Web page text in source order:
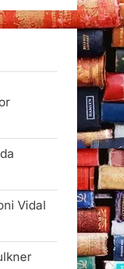
Vidal